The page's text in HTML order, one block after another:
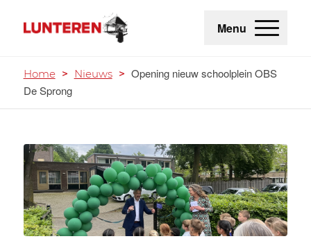
Menu
Home > Nieuws > Opening nieuw schoolplein OBS
De Sprong